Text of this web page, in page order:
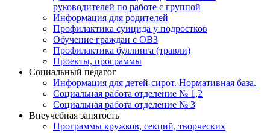
руководителей по работе с группой
Информация для родителей
Профилактика суицида у подростков
Обучение граждан с ОВЗ
Профилактика буллинга (травли)
Проекты, программы
Социальный педагог
Информация для детей-сирот. Нормативная база.
Социальная работа отделение № 1,2
Социальная работа отделение № 3
Внеучебная занятость
Программы кружков, секций, творческих